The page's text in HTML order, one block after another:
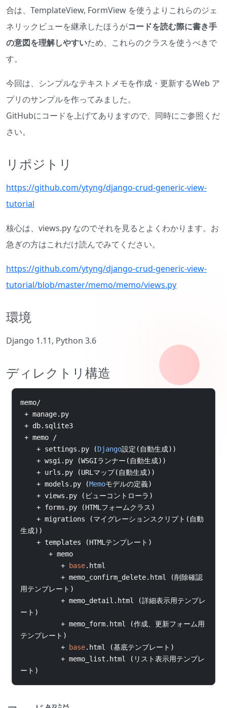
合は、TemplateView, FormView を使うよりこれらのジェ
ネリックビューを継承したほうがコードを読む際に書き手
の意図を理解しやすいため、これらのクラスを使うべきで
す。
今回は、シンプルなテキストメモを作成・更新するWeb ア
プリのサンプルを作ってみました。
GitHubにコードを上げてありますので、同時にご参照くだ
さい。
リポジトリ
https://github.com/ytyng/django-crud-generic-view-
tutorial
核心は、views.py なのでそれを見るとよくわかります。お
急ぎの方はこれだけ読んでみてください。
https://github.com/ytyng/django-crud-generic-view-
tutorial/blob/master/memo/memo/views.py
環境
Django 1.11, Python 3.6
ディレクトリ構造
memo/
+ manage. py
+ db. sqlite3
+ memo
/
+ settings . py (Django設定(自動生成))
+ wsgi . py (WSGIランナー(自動生成))
+ urls . py (URL マップ(自動生成))
+ models . py (Memoモデルの定義)
+ views . py
(ビューコントローラ)
+ forms . py (HTML フォームクラス)
+ migrations
(マイグレーションスクリプト(自動
生成))
+ templates (HTML テンプレート)
+ memo
+
base. html
+ memo_confirm_delete. html
(削除確認
用テンプレート)
+ memo_detail . html
(詳細表示用テンプレ
ート)
+ memo_form. html
(作成、更新フォーム用
テンプレート)
+
base. html
(基底テンプレート)
+ memo_list . html
(リスト表示用テンプレ
ート)